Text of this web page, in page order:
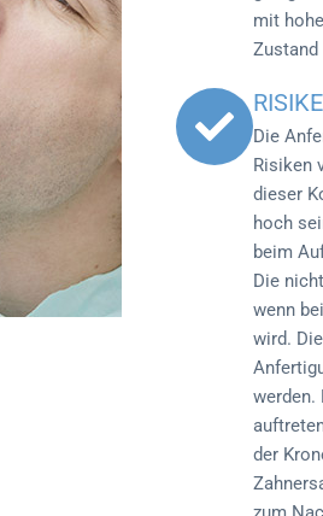
mit
Die
Risiken
dieser
hoch
beim
Die
wenn
wird.
werden.
der